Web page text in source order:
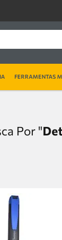
FERRAMENTAS